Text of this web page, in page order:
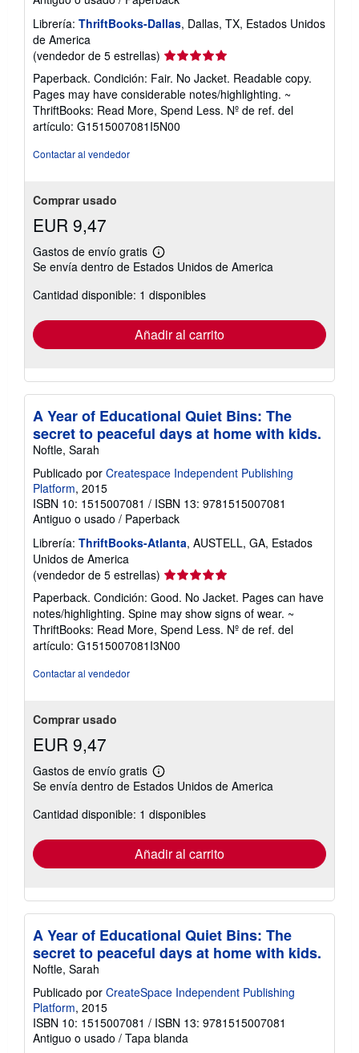
Librería: ThriftBooks-Dallas, Dallas, TX, Estados Unidos
de America
(vendedor de 5 estrellas) Calificación
del
vendedor:
5
de
5
Paperback. Condición: Fair. No Jacket. Readable copy.
Pages may have considerable notes/highlighting. ~
ThriftBooks: Read More, Spend Less. Nº de ref. del
artículo: G1515007081I5N00
Contactar al vendedor
Comprar usado
EUR 9,47
Gastos de envío gratis
Más
información
las
tarifas
envío
Se envía dentro de Estados Unidos de America
Cantidad disponible: 1 disponibles
Añadir al carrito
A Year of Educational Quiet Bins: The
secret to peaceful days at home with kids.
Noftle, Sarah
Publicado por Createspace Independent Publishing
Platform, 2015
ISBN 10: 1515007081 / ISBN 13: 9781515007081
Antiguo o usado / Paperback
Librería: ThriftBooks-Atlanta, AUSTELL, GA, Estados
Unidos de America
(vendedor de 5 estrellas) Calificación
del
vendedor:
5
de
5
Paperback. Condición: Good. No Jacket. Pages can have
notes/highlighting. Spine may show signs of wear. ~
ThriftBooks: Read More, Spend Less. Nº de ref. del
artículo: G1515007081I3N00
Contactar al vendedor
Comprar usado
EUR 9,47
Gastos de envío gratis
Más
información
las
tarifas
envío
Se envía dentro de Estados Unidos de America
Cantidad disponible: 1 disponibles
Añadir al carrito
A Year of Educational Quiet Bins: The
secret to peaceful days at home with kids.
Noftle, Sarah
Publicado por CreateSpace Independent Publishing
Platform, 2015
ISBN 10: 1515007081 / ISBN 13: 9781515007081
Antiguo o usado / Tapa blanda